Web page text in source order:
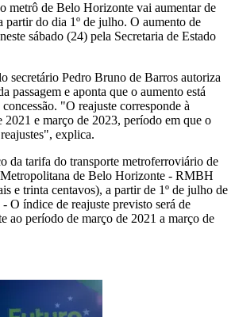
metrô de Belo Horizonte vai aumentar de
partir do dia 1º de julho. O aumento de
sábado (24) pela Secretaria de Estado
secretário Pedro Bruno de Barros autoriza
passagem e aponta que o aumento está
"O reajuste corresponde à
2021 e março de 2023, período em que o
explica.
da tarifa do transporte metroferroviário de
Metropolitana de Belo Horizonte - RMBH
e trinta centavos), a partir de 1º de julho de
O índice de reajuste previsto será de
ao período de março de 2021 a março de